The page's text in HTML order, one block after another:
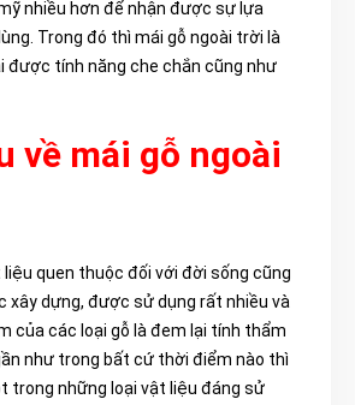
nhiều hơn để nhận được sự lựa
Trong đó thì mái gỗ ngoài trời là
được tính năng che chắn cũng như
về mái gỗ ngoài
liệu quen thuộc đối với đời sống cũng
xây dựng, được sử dụng rất nhiều và
của các loại gỗ là đem lại tính thẩm
như trong bất cứ thời điểm nào thì
trong những loại vật liệu đáng sử